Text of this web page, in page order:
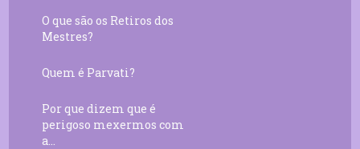
O que são os Retiros dos
Mestres?
Quem é Parvati?
Por que dizem que é
perigoso mexermos com
a...